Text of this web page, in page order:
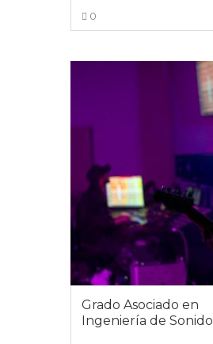
0
Grado Asociado en
Ingeniería de Sonido